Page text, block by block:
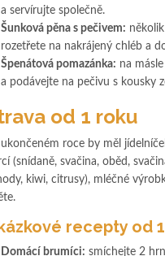
a servírujte společně.
Šunková pěna s pečivem:
rozetřete na nakrájený chléb a
Špenátová pomazánka: na
a podávejte na pečivu s kousky
od 1 roku
ukončeném roce by měl
(snídaně, svačina, oběd,
kiwi, citrusy), mléčné
recepty od
Domácí brumíci: smíchejte 2